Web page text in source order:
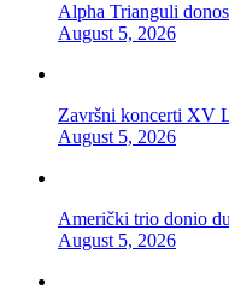
Alpha Trianguli
August 5, 2026
Završni koncerti XV
August 5, 2026
Američki trio donio
August 5, 2026